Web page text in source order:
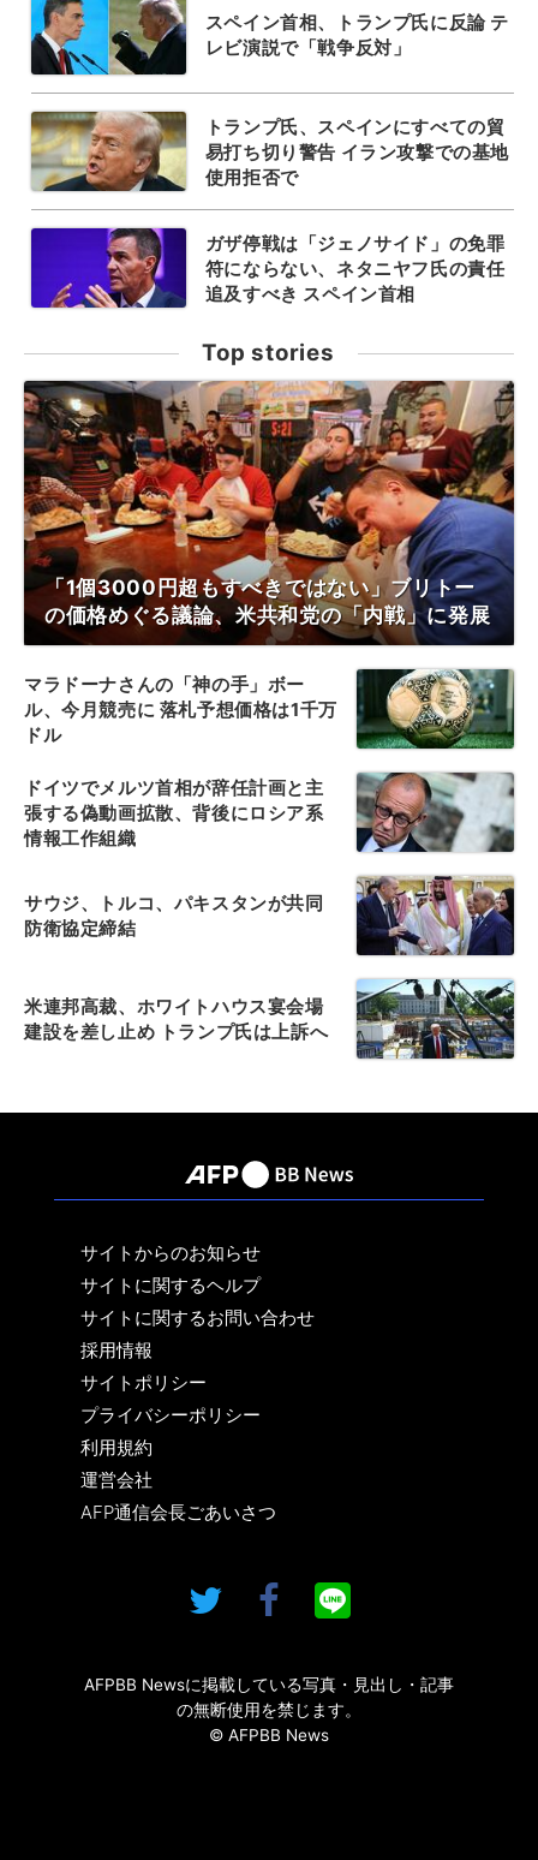
スペイン首相、トランプ氏に反論 テ
レビ演説で「戦争反対」
トランプ氏、スペインにすべての貿
易打ち切り警告 イラン攻撃での基地
使用拒否で
ガザ停戦は「ジェノサイド」の免罪
符にならない、ネタニヤフ氏の責任
追及すべき スペイン首相
Top stories
「1個3000円超もすべきではない」ブリトー
の価格めぐる議論、米共和党の「内戦」に発展
マラドーナさんの「神の手」ボー
ル、今月競売に 落札予想価格は1千万
ドル
ドイツでメルツ首相が辞任計画と主
張する偽動画拡散、背後にロシア系
情報工作組織
サウジ、トルコ、パキスタンが共同
防衛協定締結
米連邦高裁、ホワイトハウス宴会場
建設を差し止め トランプ氏は上訴へ
サイトからのお知らせ
サイトに関するヘルプ
サイトに関するお問い合わせ
採用情報
サイトポリシー
プライバシーポリシー
利用規約
運営会社
AFP通信会長ごあいさつ
AFPBB Newsに掲載している写真・見出し・記事
の無断使用を禁じます。
© AFPBB News